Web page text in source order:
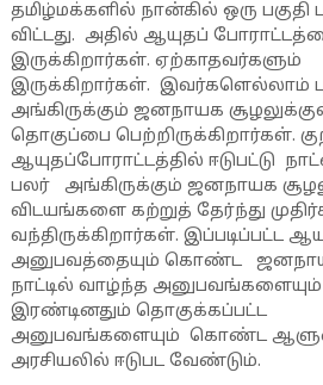
தமிழ்மக்களில் நான்கில் ஒரு பகுதி
விட்டது. அதில் ஆயுதப்
இருக்கிறார்கள். ஏற்காதவர்களும்
இருக்கிறார்கள். இவர்களெல்லாம்
அங்கிருக்கும் ஜனநாயக
தொகுப்பை பெற்றிருக்கிறார்கள்.
ஆயுதப்போராட்டத்தில் ஈடுபட்டு
பலர் அங்கிருக்கும் ஜனநாயக
விடயங்களை கற்றுத் தேர்ந்து
வந்திருக்கிறார்கள். இப்படிப்பட்ட
அனுபவத்தையும் கொண்ட
நாட்டில் வாழ்ந்த
இரண்டினதும் தொகுக்கப்பட்ட
அனுபவங்களையும் கொண்ட
அரசியலில் ஈடுபட வேண்டும்.